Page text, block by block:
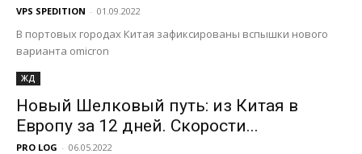
VPS SPEDITION - 01.09.2022
В портовых городах Китая зафиксированы вспышки нового
варианта omicron
ЖД
Новый Шелковый путь: из Китая в
Европу за 12 дней. Скорости...
PRO LOG - 06.05.2022